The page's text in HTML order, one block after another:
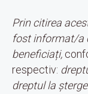
Prin citirea
fost informat/a
beneficiați,
respectiv:
dreptul la